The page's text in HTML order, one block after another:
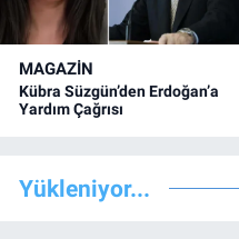
MAGAZİN
Kübra Süzgün’den Erdoğan’a
Yardım Çağrısı
Yükleniyor...